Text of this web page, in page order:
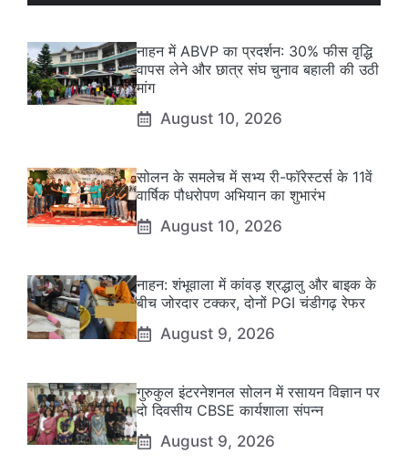
नाहन में ABVP का प्रदर्शन: 30% फीस वृद्धि
वापस लेने और छात्र संघ चुनाव बहाली की उठी
मांग
August 10, 2026
सोलन के समलेच में सभ्य री-फॉरेस्टर्स के 11वें
वार्षिक पौधरोपण अभियान का शुभारंभ
August 10, 2026
नाहन: शंभूवाला में कांवड़ श्रद्धालु और बाइक के
बीच जोरदार टक्कर, दोनों PGI चंडीगढ़ रेफर
August 9, 2026
गुरुकुल इंटरनेशनल सोलन में रसायन विज्ञान पर
दो दिवसीय CBSE कार्यशाला संपन्न
August 9, 2026